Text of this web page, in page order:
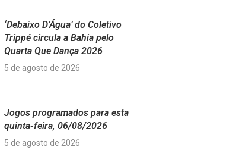
‘Debaixo D’Água’ do Coletivo
Trippé circula a Bahia pelo
Quarta Que Dança 2026
5 de agosto de 2026
Jogos programados para esta
quinta-feira, 06/08/2026
5 de agosto de 2026